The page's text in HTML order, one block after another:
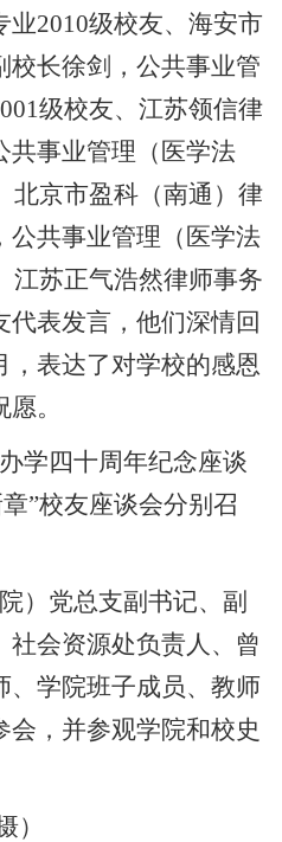
2010级校友、海安市
校长徐剑，公共事业管
级校友、江苏领信律
共事业管理（医学法
北京市盈科（南通）律
公共事业管理（医学法
江苏正气浩然律师事务
代表发言，他们深情回
，表达了对学校的感恩
。
学四十周年纪念座谈
”校友座谈会分别召
）党总支副书记、副
社会资源处负责人、曾
、学院班子成员、教师
，并参观学院和校史
）